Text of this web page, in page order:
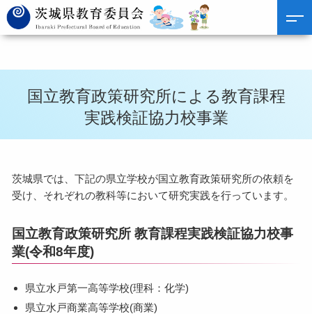
国立教育政策研究所による教育課程
実践検証協力校事業
茨城県では、下記の県立学校が国立教育政策研究所の依頼を
受け、それぞれの教科等において研究実践を行っています。
国立教育政策研究所 教育課程実践検証協力校事
業(令和8年度)
県立水戸第一高等学校(理科：化学)
県立水戸商業高等学校(商業)